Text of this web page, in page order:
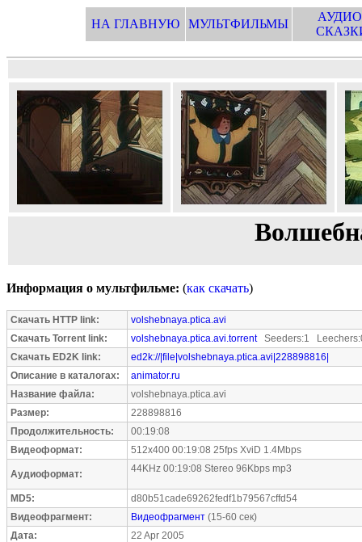
НА ГЛАВНУЮ МУЛЬТФИЛЬМЫ
Информация о мультфильме: (как скачать)
Скачать HTTP link:
volshebnaya.ptica.avi
Скачать Torrent link:
volshebnaya.ptica.avi.torrentSeeders:1
Скачать ED2K link:
ed2k://|file|volshebnaya.ptica.avi|228898816|
Описание в каталогах:
animator.ru
Название файла:
volshebnaya.ptica.avi
Размер:
228898816
Продолжительность:
00:19:08
Видеоформат:
512x400 00:19:08 25fps XviD 1.4Mbps
Аудиоформат: 44KHz 00:19:08 Stereo 96Kbps mp3
MD5:
d80b51cade69262fedf1b79567cffd54
Видеофрагмент:
Видеофрагмент (15-60 сек)
Дата:
22 Apr 2005